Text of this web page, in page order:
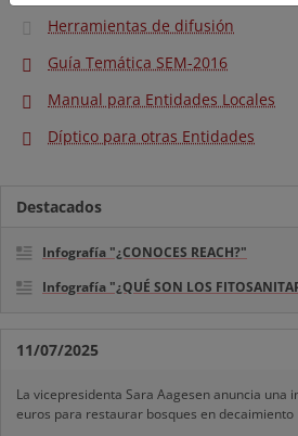
Herramientas de difusión
Guía Temática SEM-2016
Manual para Entidades Locales
Díptico para otras Entidades
Destacados
Infografía "¿CONOCES REACH?"
Infografía "¿QUÉ SON LOS
11/07/2025
La vicepresidenta Sara Aagesen anuncia una
euros para restaurar bosques en decaimiento